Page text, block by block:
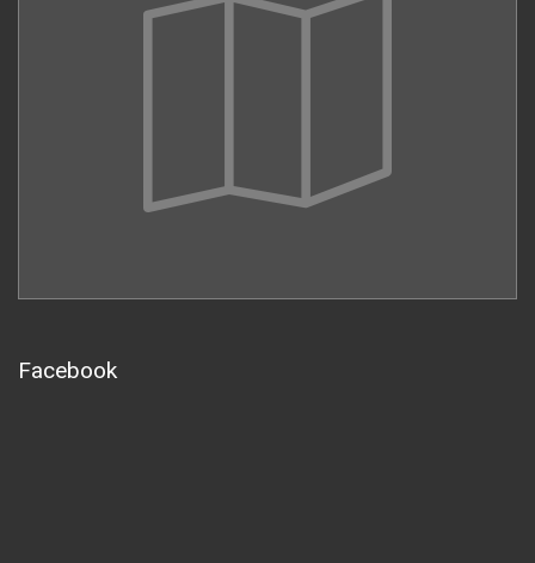
Facebook